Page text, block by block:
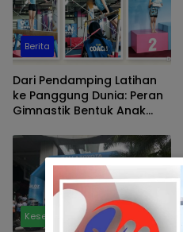
Berita
Dari Pendamping Latihan
ke Panggung Dunia: Peran
Gimnastik Bentuk Anak
Internasional
Kesehatan